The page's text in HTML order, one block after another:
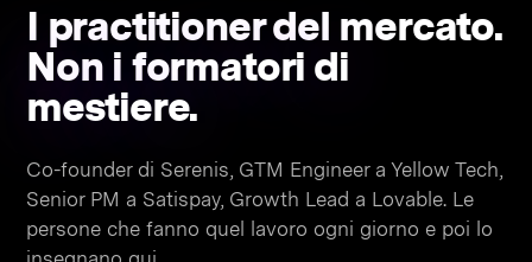
I practitioner del mercato.
Non i formatori di
mestiere.
Co-founder di Serenis, GTM Engineer a Yellow Tech,
Senior PM a Satispay, Growth Lead a Lovable. Le
persone che fanno quel lavoro ogni giorno e poi lo